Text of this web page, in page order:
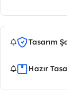
Tasarım
Hazır